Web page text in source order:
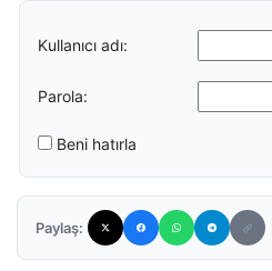
Kullanıcı adı:
Parola:
Beni hatırla
Paylaş: